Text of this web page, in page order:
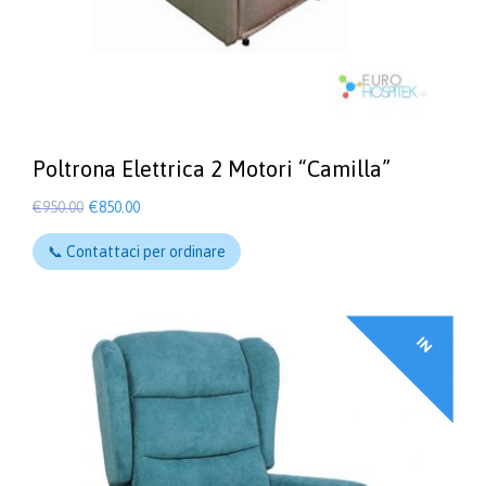
Poltrona Elettrica 2 Motori “Camilla”
€950.00 Il
prezzo
originale
era:
€850.00Il
prezzo
attuale
è:
📞 Contattaci per ordinare
prodotto
Le
opzioni
possono
essere
scelte
nella
pagina
I
N
F
F
E
R
T
A